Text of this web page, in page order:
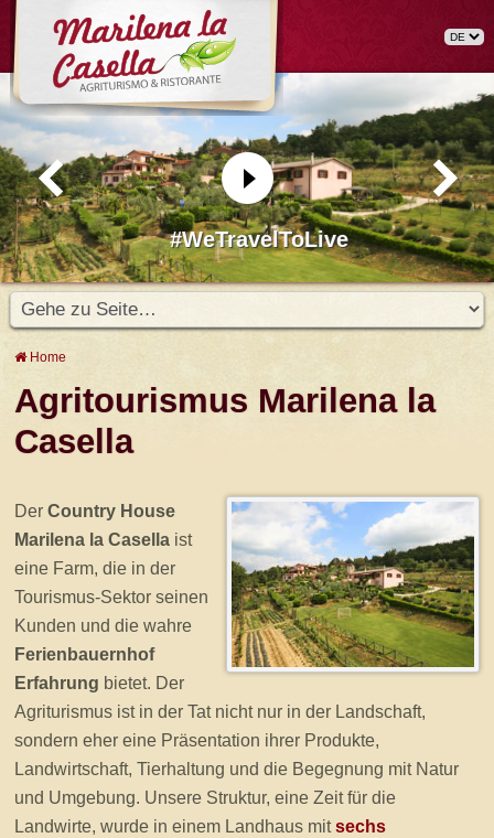
#WeTravelToLive
Home
Agritourismus Marilena la
Casella
DerCountry House
Marilena la Casella ist
eine Farm, die in der
Tourismus-Sektor seinen
Kunden und die wahre
Ferienbauernhof
Erfahrung bietet. Der
Agriturismus ist in der Tat nicht nur in der Landschaft,
sondern eher eine Präsentation ihrer Produkte,
Landwirtschaft, Tierhaltung und die Begegnung mit Natur
und Umgebung. Unsere Struktur, eine Zeit für die
Landwirte, wurde in einem Landhaus mitsechs